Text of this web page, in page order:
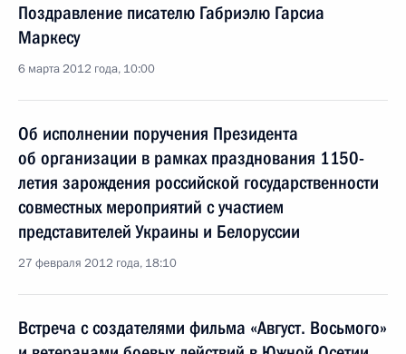
Поздравление писателю Габриэлю Гарсиа
Маркесу
6 марта 2012 года, 10:00
Об исполнении поручения Президента
об организации в рамках празднования 1150-
летия зарождения российской государственности
совместных мероприятий с участием
представителей Украины и Белоруссии
27 февраля 2012 года, 18:10
Встреча с создателями фильма «Август. Восьмого»